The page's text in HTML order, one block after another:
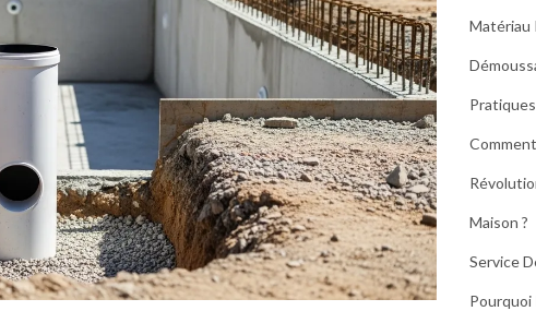
Matériau
Maison ?
Service
Pourquoi